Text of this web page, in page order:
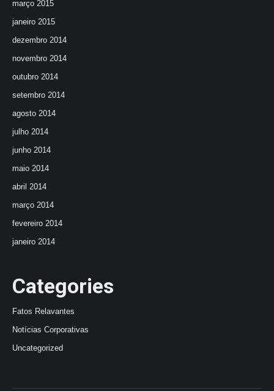
março 2015
janeiro 2015
dezembro 2014
novembro 2014
outubro 2014
setembro 2014
agosto 2014
julho 2014
junho 2014
maio 2014
abril 2014
março 2014
fevereiro 2014
janeiro 2014
Categories
Fatos Relavantes
Notícias Corporativas
Uncategorized